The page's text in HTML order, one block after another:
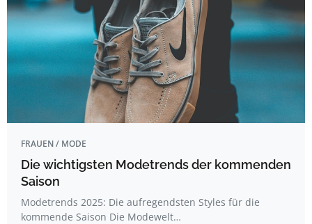
FRAUEN / MODE
Die wichtigsten Modetrends der kommenden
Saison
Modetrends 2025: Die aufregendsten Styles für die
kommende Saison Die Modewelt…